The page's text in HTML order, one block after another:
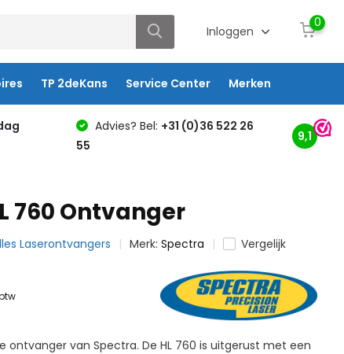
Inloggen
0
TP 2deKans Service Center Merken
Advies? Bel: +31 (0)36 522 26
55
9,1
760 Ontvanger
Laserontvangers Merk:Spectra
Vergelijk
ontvanger van Spectra. De HL 760 is uitgerust met een